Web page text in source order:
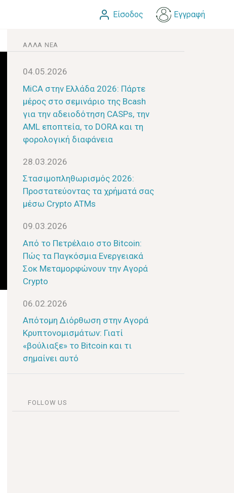
Είσοδος Εγγραφή
ΆΛΛΑ ΝΈΑ
04.05.2026
MiCA στην Ελλάδα 2026: Πάρτε
μέρος στο σεμινάριο της Bcash
για την αδειοδότηση CASPs, την
AML εποπτεία, το DORA και τη
φορολογική διαφάνεια
28.03.2026
Στασιμοπληθωρισμός 2026:
Προστατεύοντας τα χρήματά σας
μέσω Crypto ATMs
09.03.2026
Από το Πετρέλαιο στο Bitcoin:
Πώς τα Παγκόσμια Ενεργειακά
Σοκ Μεταμορφώνουν την Αγορά
Crypto
06.02.2026
Απότομη Διόρθωση στην Αγορά
Κρυπτονομισμάτων: Γιατί
«βούλιαξε» το Bitcoin και τι
σημαίνει αυτό
FOLLOW US